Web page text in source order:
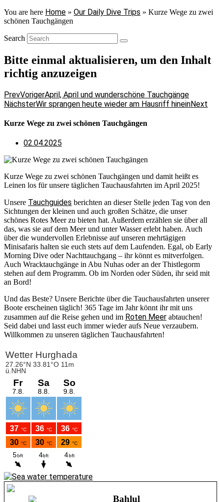
You are here Home » Our Daily Dive Trips » Kurze Wege zu zwei
schönen Tauchgängen
Search
Bitte einmal aktualisieren, um den Inhalt
richtig anzuzeigen
PrevVorigerApril, April und wunderschöne Tauchgänge
NächsterWir sprangen heute wieder am Hausriff hineinNext
Kurze Wege zu zwei schönen Tauchgängen
02.04.2025
Kurze Wege zu zwei schönen Tauchgängen und damit heißt es
Leinen los für unsere täglichen Tauchausfahrten im April 2025!
Unsere Tauchguides berichten an dieser Stelle jeden Tag von den
Sichtungen der kleinen und auch großen Schätze, die unser
schönes Rotes Meer zu bieten hat. Außerdem erzählen sie über all
das, was sie auf dem Meer und unter Wasser erlebt haben. Auch
über die wundervollen Erlebnisse auf unseren mehrtägigen
Minisafaris halten sie euch stets auf dem Laufenden. Egal, ob Early
Morning Dive oder Nachttauchgang – ihr könnt es mitverfolgen.
Auch Wracktauchgänge in Abu Nuhas oder an der Thistlegorm
stehen auf dem Programm. Ob im Norden oder Süden, ihr seid mit
an Bord!
Und das Beste? Unsere Berichte über die Tauchausfahrten unserer
Boote erscheinen täglich! 365 Tage im Jahr könnt ihr mit uns
zusammen auf die Reise gehen und im Roten Meer abtauchen!
Seid dabei und lasst euch immer wieder aufs Neue verzaubern.
Willkommen zu unseren täglichen Tauchausfahrten!
Bahlul